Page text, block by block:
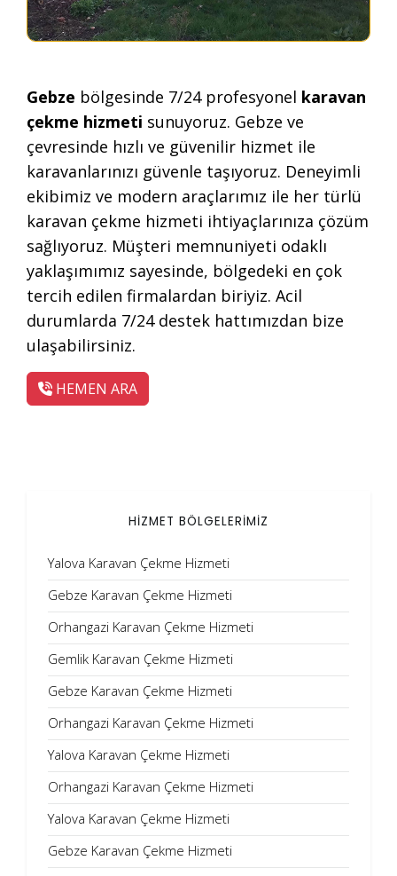
Gebze bölgesinde 7/24 profesyonel karavan
çekme hizmeti sunuyoruz. Gebze ve
çevresinde hızlı ve güvenilir hizmet ile
karavanlarınızı güvenle taşıyoruz. Deneyimli
ekibimiz ve modern araçlarımız ile her türlü
karavan çekme hizmeti ihtiyaçlarınıza çözüm
sağlıyoruz. Müşteri memnuniyeti odaklı
yaklaşımımız sayesinde, bölgedeki en çok
tercih edilen firmalardan biriyiz. Acil
durumlarda 7/24 destek hattımızdan bize
ulaşabilirsiniz.
HEMEN ARA
HİZMET BÖLGELERİMİZ
Yalova Karavan Çekme Hizmeti
Gebze Karavan Çekme Hizmeti
Orhangazi Karavan Çekme Hizmeti
Gemlik Karavan Çekme Hizmeti
Gebze Karavan Çekme Hizmeti
Orhangazi Karavan Çekme Hizmeti
Yalova Karavan Çekme Hizmeti
Orhangazi Karavan Çekme Hizmeti
Yalova Karavan Çekme Hizmeti
Gebze Karavan Çekme Hizmeti